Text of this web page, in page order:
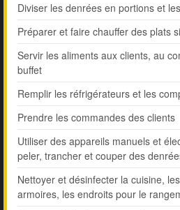
Diviser les denrées en portions et
Préparer et faire chauffer des plats
Servir les aliments aux clients, au
buffet
Remplir les réfrigérateurs et les
Prendre les commandes des clients
Utiliser des appareils manuels et
peler, trancher et couper des
Nettoyer et désinfecter la cuisine,
armoires, les endroits pour le